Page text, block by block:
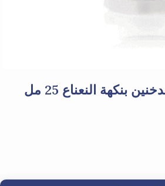
بنكهة النعناع 25 مل